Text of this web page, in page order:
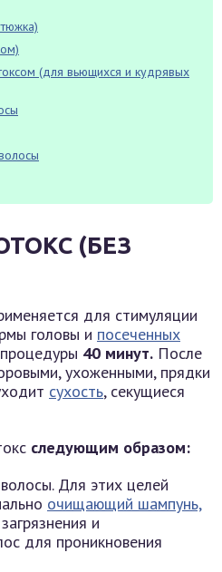
(для вьющихся и кудрявых
(БЕЗ
для стимуляции
головы и посеченных
40 минут. После
ухоженными, прядки
сухость, секущиеся
следующим образом:
Для этих целей
очищающий шампунь,
и
для проникновения